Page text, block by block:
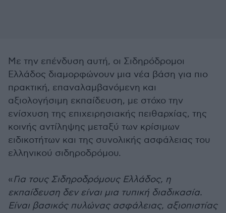
Με την επένδυση αυτή, οι Σιδηρόδρομοι
Ελλάδος διαμορφώνουν μια νέα βάση για πιο
πρακτική, επαναλαμβανόμενη και
αξιολογήσιμη εκπαίδευση, με στόχο την
ενίσχυση της επιχειρησιακής πειθαρχίας, της
κοινής αντίληψης μεταξύ των κρίσιμων
ειδικοτήτων και της συνολικής ασφάλειας του
ελληνικού σιδηροδρόμου.
«Για τους Σιδηροδρόμους Ελλάδος, η
εκπαίδευση δεν είναι μια τυπική διαδικασία.
Είναι βασικός πυλώνας ασφάλειας, αξιοπιστίας